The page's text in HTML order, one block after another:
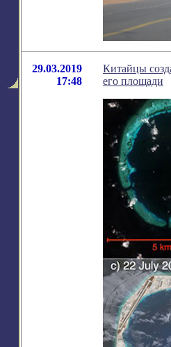
29.03.2019
17:48
Китайцы
его площади